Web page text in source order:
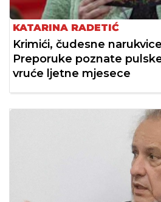
KATARINA RADETIĆ
Krimići, čudesne
Preporuke poznate
vruće ljetne mjesece